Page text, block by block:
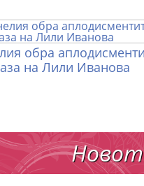
обра
на Лили Иванова